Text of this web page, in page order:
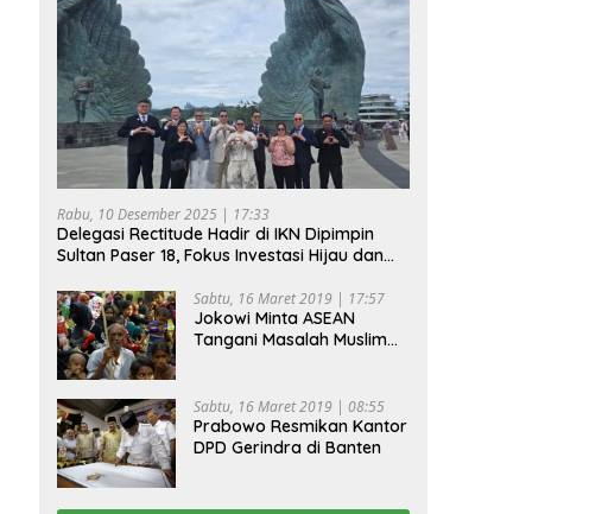
Rabu, 10 Desember 2025 | 17:33
Delegasi Rectitude Hadir di IKN Dipimpin
Sultan Paser 18, Fokus Investasi Hijau dan
Sabtu, 16 Maret 2019 | 17:57
Jokowi Minta ASEAN
Tangani Masalah Muslim
Sabtu, 16 Maret 2019 | 08:55
Prabowo Resmikan Kantor
DPD Gerindra di Banten